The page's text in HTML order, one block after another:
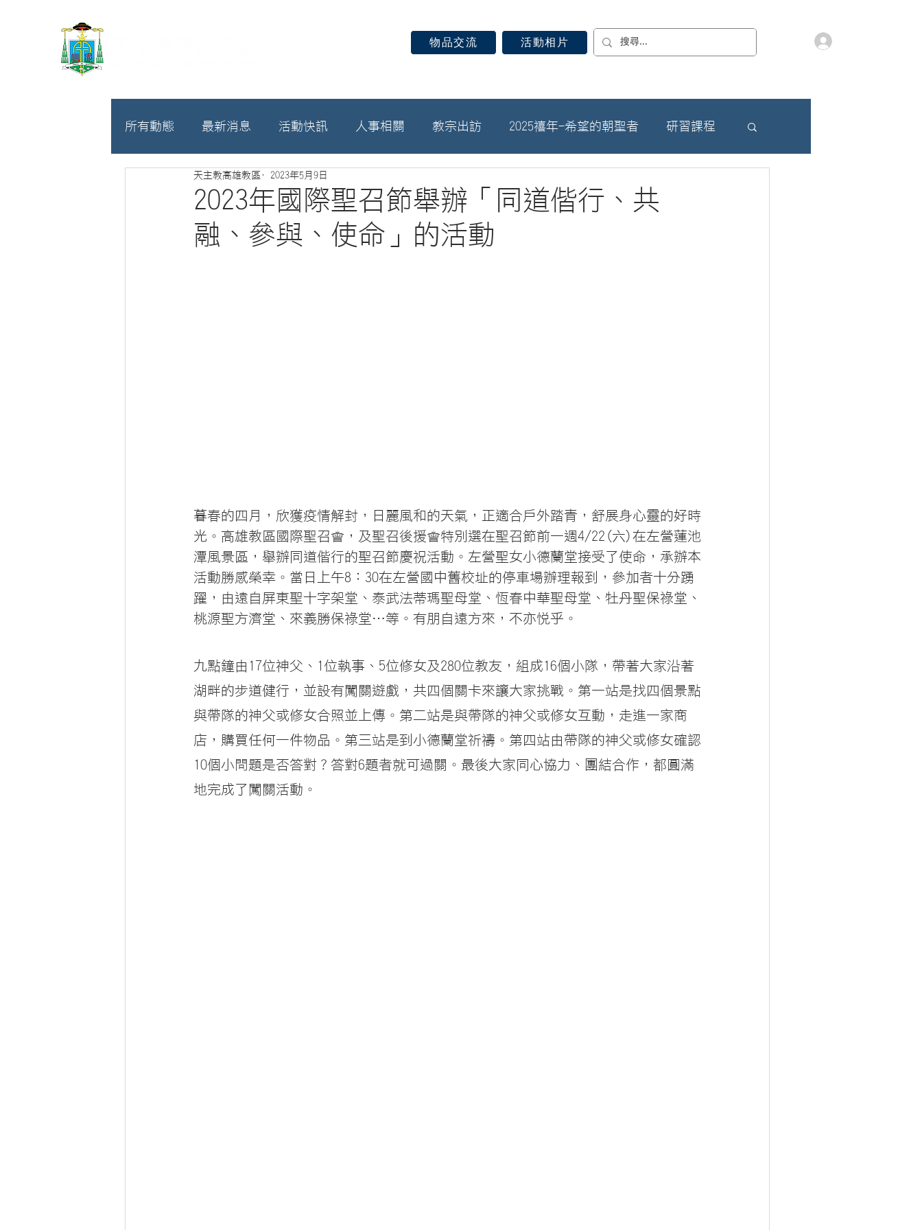
物品交流 活動相片
所有動態 最新消息 活動快訊 人事相關 教宗出訪 2025禧年-希望的朝聖者 研習課程
募款相關
2023年國際聖召節舉辦「同道偕行、共
融、參與、使命」的活動
天主教高雄教區 2023年5月9日
暮春的四月，欣獲疫情解封，日麗風和的天氣，正適合戶外踏青，舒展身心靈的好時
光。高雄教區國際聖召會，及聖召後援會特別選在聖召節前一週4/22(六)在左營蓮池
潭風景區，舉辦同道偕行的聖召節慶祝活動。左營聖女小德蘭堂接受了使命，承辦本
活動勝感榮幸。當日上午8：30在左營國中舊校址的停車場辦理報到，參加者十分踴
躍，由遠自屏東聖十字架堂、泰武法蒂瑪聖母堂、恆春中華聖母堂、牡丹聖保祿堂、
桃源聖方濟堂、來義勝保祿堂…等。有朋自遠方來，不亦悅乎。
九點鐘由17位神父、1位執事、5位修女及280位教友，組成16個小隊，帶著大家沿著
湖畔的步道健行，並設有闖關遊戲，共四個關卡來讓大家挑戰。第一站是找四個景點
與帶隊的神父或修女合照並上傳。第二站是與帶隊的神父或修女互動，走進一家商
店，購買任何一件物品。第三站是到小德蘭堂祈禱。第四站由帶隊的神父或修女確認
10個小問題是否答對？答對6題者就可過關。最後大家同心協力、團結合作，都圓滿
地完成了闖關活動。